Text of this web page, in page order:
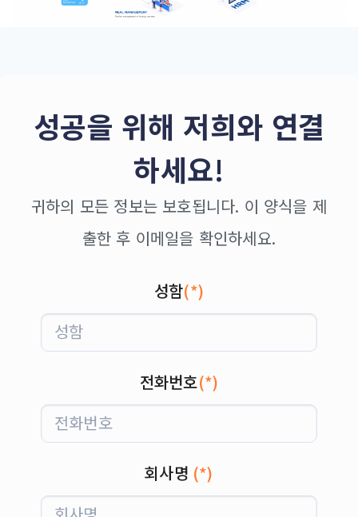
성공을 위해 저희와 연결
하세요!
귀하의 모든 정보는 보호됩니다. 이 양식을 제
출한 후 이메일을 확인하세요.
성함(*)
전화번호(*)
회사명 (*)